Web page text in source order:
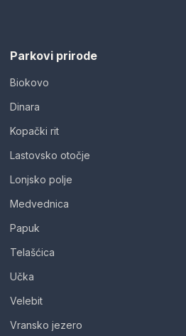
Parkovi prirode
Biokovo
Dinara
Kopački rit
Lastovsko otočje
Lonjsko polje
Medvednica
Papuk
Telašćica
Učka
Velebit
Vransko jezero